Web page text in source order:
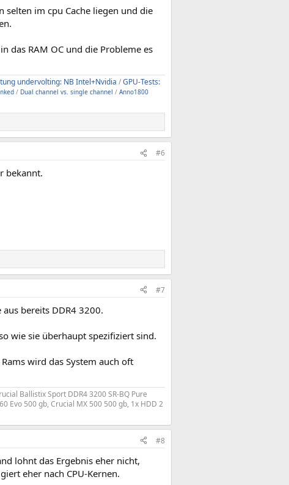
selten im cpu Cache liegen und die
das RAM OC und die Probleme es
undervolting: NB Intel+Nvidia /GPU-Tests:
/ Dual channel vs. single channel / Anno1800
#6
bekannt.
#7
bereits DDR4 3200.
wie sie überhaupt spezifiziert sind.
wird das System auch oft
Ballistix Sport DDR4 3200 SR-BQ Pure
Evo 500 gb, Crucial MX 500 500 gb, 1x HDD 2
#8
lohnt das Ergebnis eher nicht,
eher nach CPU-Kernen.